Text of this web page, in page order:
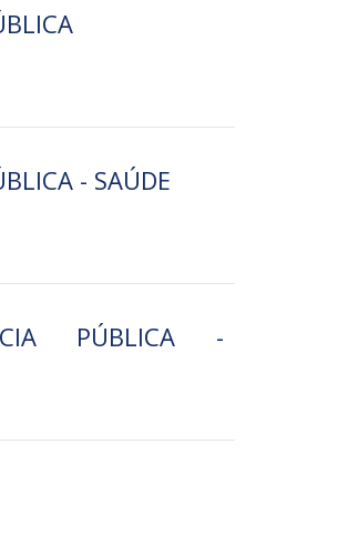
- SAÚDE
PÚBLICA -